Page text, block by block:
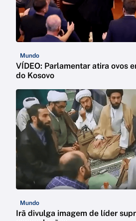
Mundo
VÍDEO: Parlamentar atira ovos
do Kosovo
Mundo
Irã divulga imagem de líder